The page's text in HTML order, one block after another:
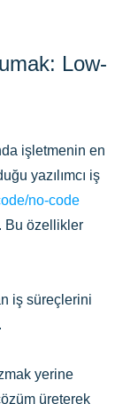
Low-
işletmenin en
yazılımcı iş
no-code
Bu özellikler
iş süreçlerini
yerine
üreterek